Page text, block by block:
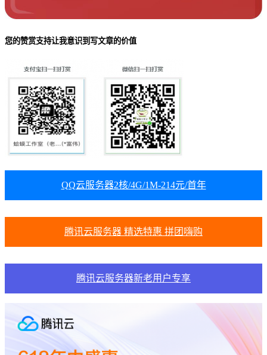
您的赞赏支持让我意识到写文章的价值
QQ云服务器2核/4G/1M-214元/首年
腾讯云服务器 精选特惠 拼团嗨购
腾讯云服务器新老用户专享